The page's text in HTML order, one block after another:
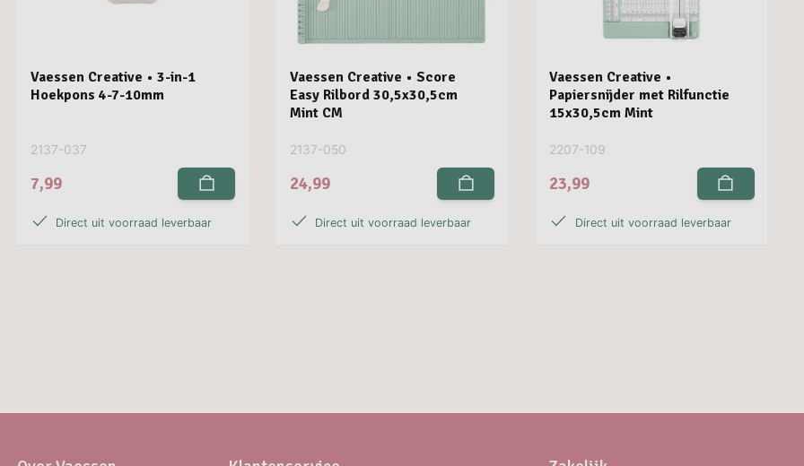
Vaessen Creative • 3-in-1
Hoekpons 4-7-10mm
2137-037
7,99
Direct uit voorraad leverbaar
Vaessen Creative • Score
Easy Rilbord 30,5x30,5cm
Mint CM
2137-050
24,99
Direct uit voorraad leverbaar
Vaessen Creative •
Papiersnijder met Rilfunctie
15x30,5cm Mint
2207-109
23,99
Direct uit voorraad leverbaar